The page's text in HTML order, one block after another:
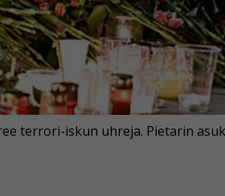
terrori-iskun uhreja. Pietarin